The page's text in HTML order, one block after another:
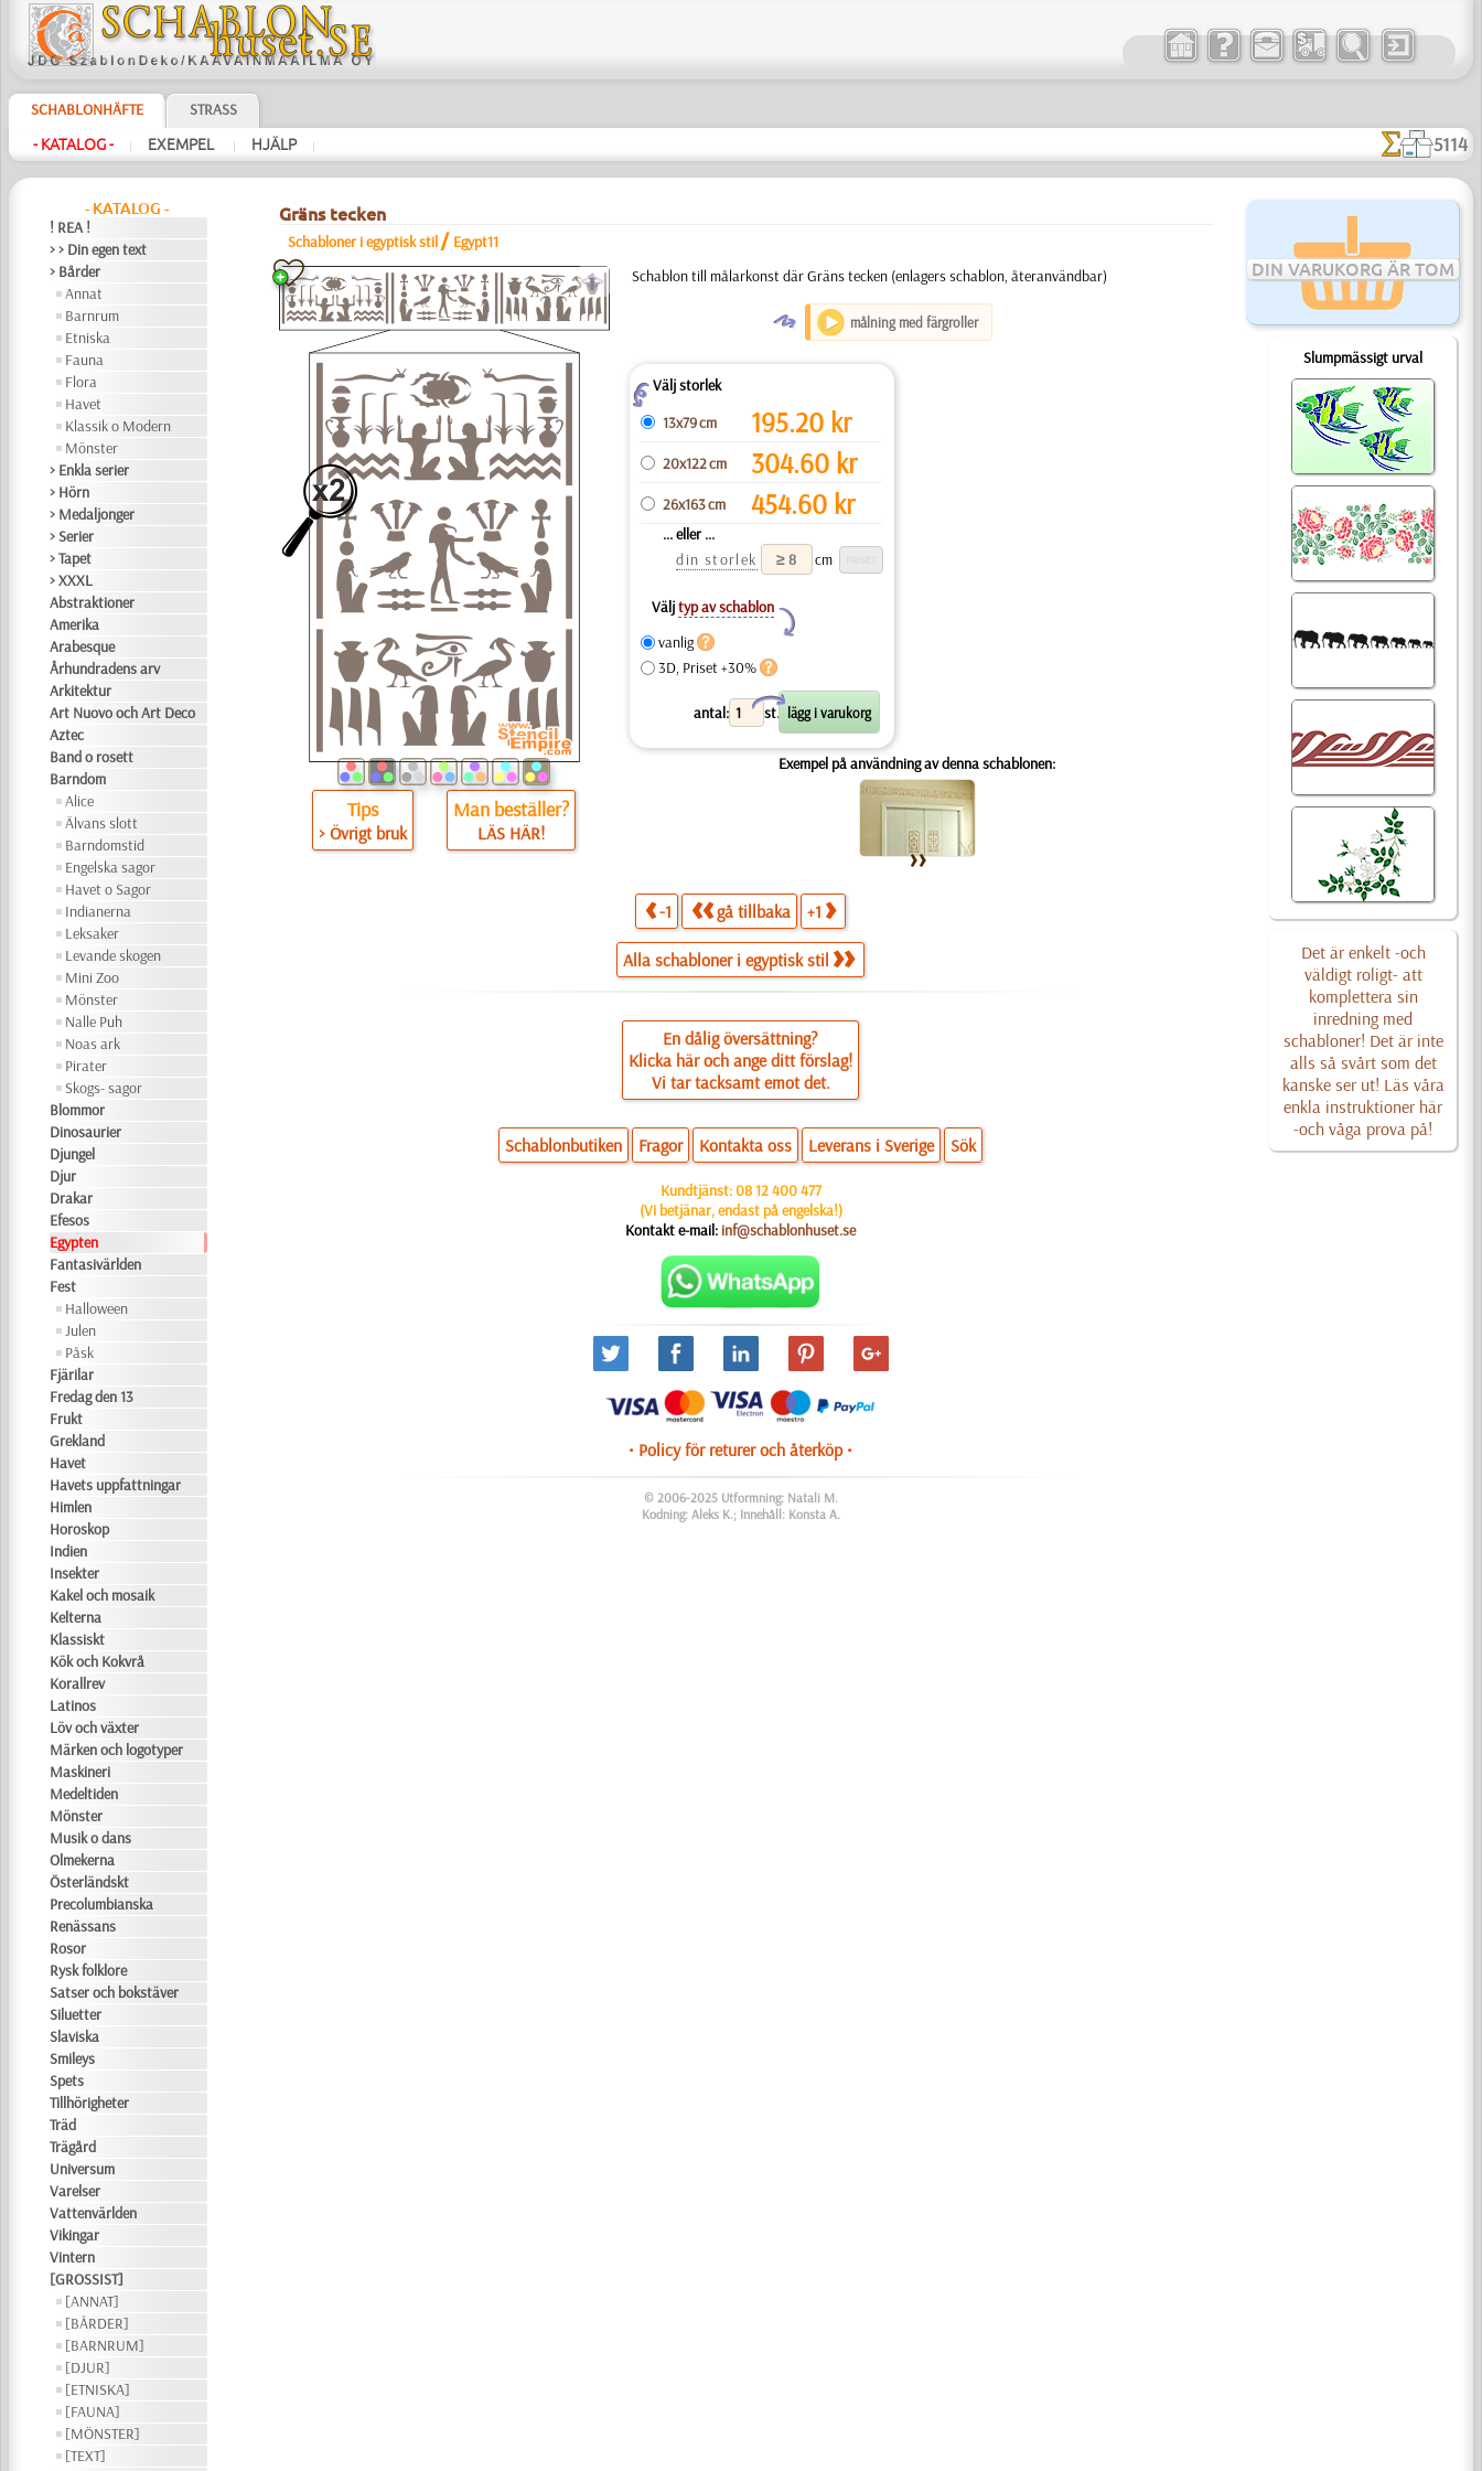
SCHABLONHÄFTE STRASS
- KATALOG - | EXEMPEL | HJÄLP | 5114
- KATALOG -
! REA !
> > Din egen text
> Bårder
Annat
Barnrum
Etniska
Fauna
Flora
Havet
Klassik o Modern
Mönster
> Enkla serier
> Hörn
> Medaljonger
> Serier
> Tapet
> XXXL
Abstraktioner
Amerika
Arabesque
Århundradens arv
Arkitektur
Art Nuovo och Art Deco
Aztec
Band o rosett
Barndom
Alice
Älvans slott
Barndomstid
Engelska sagor
Havet o Sagor
Indianerna
Leksaker
Levande skogen
Mini Zoo
Mönster
Nalle Puh
Noas ark
Pirater
Skogs- sagor
Blommor
Dinosaurier
Djungel
Djur
Drakar
Efesos
Egypten
Fantasivärlden
Fest
Halloween
Julen
Påsk
Fjärilar
Fredag den 13
Frukt
Grekland
Havet
Havets uppfattningar
Himlen
Horoskop
Indien
Insekter
Kakel och mosaik
Kelterna
Klassiskt
Kök och Kokvrå
Korallrev
Latinos
Löv och växter
Märken och logotyper
Maskineri
Medeltiden
Mönster
Musik o dans
Olmekerna
Österländskt
Precolumbianska
Renässans
Rosor
Rysk folklore
Satser och bokstäver
Siluetter
Slaviska
Smileys
Spets
Tillhörigheter
Träd
Trägård
Universum
Varelser
Vattenvärlden
Vikingar
Vintern
[GROSSIST]
[ANNAT]
[BÅRDER]
[BARNRUM]
[DJUR]
[ETNISKA]
[FAUNA]
[MÖNSTER]
[TEXT]
DIN VARUKORG ÄR TOM
Slumpmässigt urval
Det är enkelt -och
väldigt roligt- att
komplettera sin
inredning med
schabloner! Det är inte
alls så svårt som det
kanske ser ut! Läs våra
enkla instruktioner här
-och våga prova på!
Gräns ​​tecken
Schabloner i egyptisk stil / Egypt11
a
Tips
> Övrigt bruk
Man beställer?
LÄS HÄR!
Schablon till målarkonst där Gräns ​​tecken (enlagers schablon, återanvändbar)
O målning med färgroller
ZVälj storlek
13x79 cm
195.20kr
20x122 cm 304.60kr
26x163 cm 454.60kr
... eller ...
din storlek
cm
Väljtyp av schablon
Y
vanlig
3D, Priset +30%
antal: st.
X
Exempel på användning av denna schablonen:
-1 gå tillbaka +1
Alla schabloner i egyptisk stil
En dålig översättning?
Klicka här och ange ditt förslag!
Vi tar tacksamt emot det.
Schablonbutiken Fragor Kontakta oss Leverans i Sverige Sök
Kundtjänst:08 12 400 477
(Vi betjänar, endast på engelska!)
Kontakt e-mail: inf@schablonhuset.se
• Policy för returer och återköp •
© 2006-2025 Utformning: Natali M.
Kodning: Aleks K.; Innehåll: Konsta A.